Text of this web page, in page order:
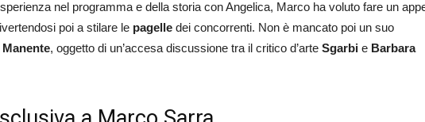
nel programma e della storia con Angelica, Marco ha voluto fare un
poi a stilare le pagelle dei concorrenti. Non è mancato poi un suo
, oggetto di un’accesa discussione tra il critico d’arte Sgarbi e Barbara